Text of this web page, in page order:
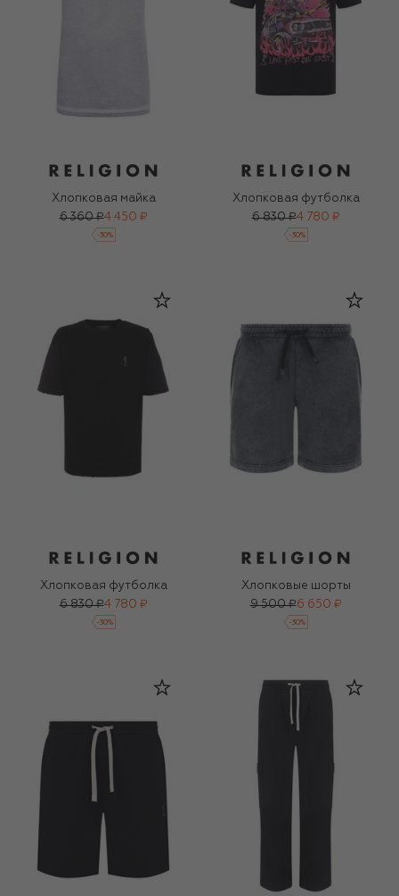
Хлопковая майка
6 360 ₽4 450 ₽
-30%
Хлопковая футболка
6 830 ₽4 780 ₽
-30%
Хлопковая футболка
6 830 ₽4 780 ₽
-30%
Хлопковые шорты
9 500 ₽6 650 ₽
-30%